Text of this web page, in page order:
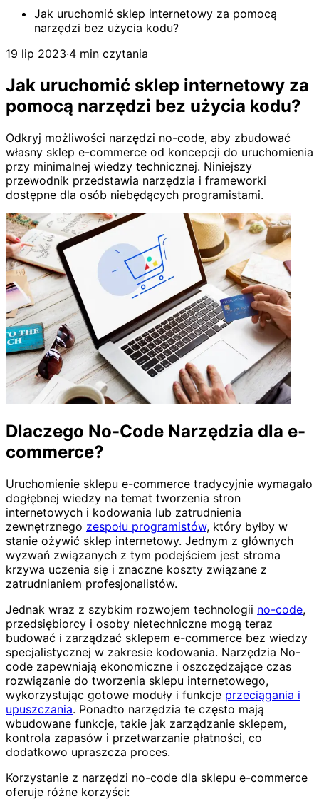
Jak uruchomić sklep internetowy za pomocą
narzędzi bez użycia kodu?
19 lip 2023·4 min czytania
Jak uruchomić sklep internetowy za
pomocą narzędzi bez użycia kodu?
Odkryj możliwości narzędzi no-code, aby zbudować
własny sklep e-commerce od koncepcji do uruchomienia
przy minimalnej wiedzy technicznej. Niniejszy
przewodnik przedstawia narzędzia i frameworki
dostępne dla osób niebędących programistami.
Dlaczego No-Code Narzędzia dla e-
commerce?
Uruchomienie sklepu e-commerce tradycyjnie wymagało
dogłębnej wiedzy na temat tworzenia stron
internetowych i kodowania lub zatrudnienia
zewnętrznego zespołu programistów, który byłby w
stanie ożywić sklep internetowy. Jednym z głównych
wyzwań związanych z tym podejściem jest stroma
krzywa uczenia się i znaczne koszty związane z
zatrudnianiem profesjonalistów.
Jednak wraz z szybkim rozwojem technologii no-code,
przedsiębiorcy i osoby nietechniczne mogą teraz
budować i zarządzać sklepem e-commerce bez wiedzy
specjalistycznej w zakresie kodowania. Narzędzia No-
code zapewniają ekonomiczne i oszczędzające czas
rozwiązanie do tworzenia sklepu internetowego,
wykorzystując gotowe moduły i funkcje przeciągania i
upuszczania. Ponadto narzędzia te często mają
wbudowane funkcje, takie jak zarządzanie sklepem,
kontrola zapasów i przetwarzanie płatności, co
dodatkowo upraszcza proces.
Korzystanie z narzędzi no-code dla sklepu e-commerce
oferuje różne korzyści: